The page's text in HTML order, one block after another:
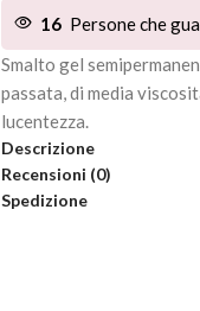
16 Persone che
Smalto gel
passata, di media
lucentezza.
Descrizione
Recensioni (0)
Spedizione